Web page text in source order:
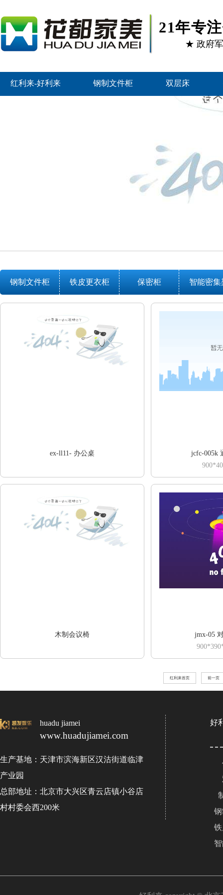
21年专
★ 政府
红利来-好利来 钢制文件柜 双层床
钢制文件柜 铁皮更衣柜 保密柜 智能密集
ex-ll11- 办公桌
jcfc-005k
木制会议椅
jmx-05
红利来首页 前一页
huadu jiamei
www.huadujiamei.com
生产基地：天津市滨海新区汉沽街道临津
产业园
总部地址：北京市大兴区青云店镇小谷店
村村委会西200米
好